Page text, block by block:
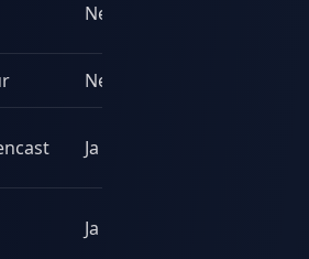
Nein
Nein
Ja
Ja